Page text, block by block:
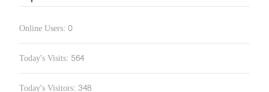
Online Users: 0
Today's Visits: 564
Today's Visitors: 348